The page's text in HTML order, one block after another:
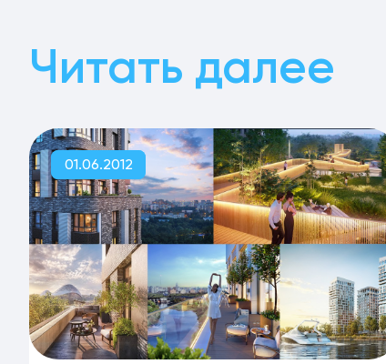
Читать далее
01.06.2012